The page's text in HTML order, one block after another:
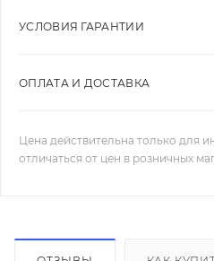
УСЛОВИЯ ГАРАНТИИ
ОПЛАТА И ДОСТАВКА
Цена действительна только для
отличаться от цен в розничных